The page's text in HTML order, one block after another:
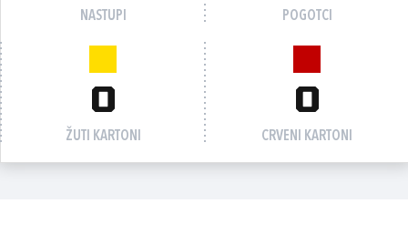
NASTUPI POGOTCI
0
ŽUTI KARTONI
0
CRVENI KARTONI